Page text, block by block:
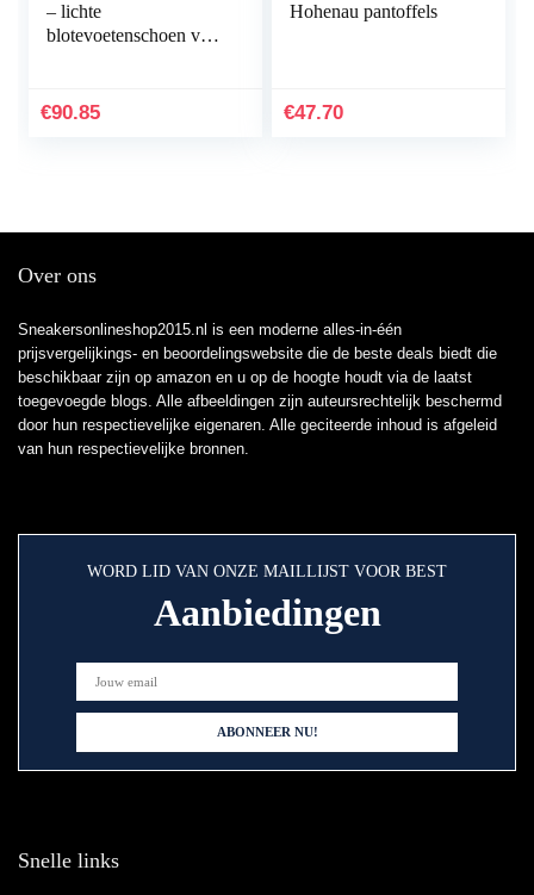
– lichte
blotevoetenschoen voor
€90.85
Hohenau pantoffels
€47.70
Over ons
Sneakersonlineshop2015.nl is een moderne alles-in-één
prijsvergelijkings- en beoordelingswebsite die de beste deals biedt die
beschikbaar zijn op amazon en u op de hoogte houdt via de laatst
toegevoegde blogs. Alle afbeeldingen zijn auteursrechtelijk beschermd
door hun respectievelijke eigenaren. Alle geciteerde inhoud is afgeleid
van hun respectievelijke bronnen.
WORD LID VAN ONZE MAILLIJST VOOR BEST
Aanbiedingen
Snelle links